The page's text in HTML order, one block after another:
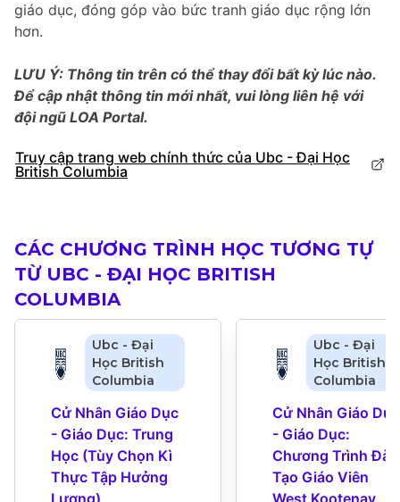
giáo dục, đóng góp vào bức tranh giáo dục rộng lớn
hơn.
LƯU Ý: Thông tin trên có thể thay đổi bất kỳ lúc nào.
Để cập nhật thông tin mới nhất, vui lòng liên hệ với
đội ngũ LOA Portal.
Truy cập trang web chính thức của Ubc - Đại Học
British Columbia
CÁC CHƯƠNG TRÌNH HỌC TƯƠNG TỰ
TỪ UBC - ĐẠI HỌC BRITISH
COLUMBIA
Ubc - Đại
Học British
Columbia
Cử Nhân Giáo Dục
- Giáo Dục: Trung
Học (Tùy Chọn Kì
Thực Tập Hưởng
Ubc - Đại
Học British
Columbia
Cử Nhân Giáo Dục
- Giáo Dục:
Chương Trình Đào
Tạo Giáo Viên